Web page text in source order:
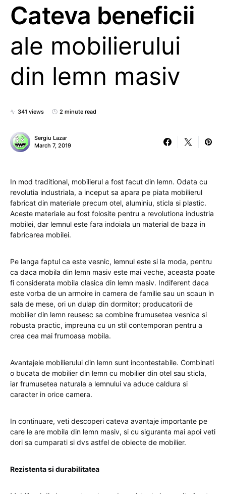
Cateva beneficii
ale mobilierului
din lemn masiv
341 views 2 minute read
Sergiu Lazar
March 7, 2019
In mod traditional, mobilierul a fost facut din lemn. Odata cu
revolutia industriala, a inceput sa apara pe piata mobilierul
fabricat din materiale precum otel, aluminiu, sticla si plastic.
Aceste materiale au fost folosite pentru a revolutiona industria
mobilei, dar lemnul este fara indoiala un material de baza in
fabricarea mobilei.
Pe langa faptul ca este vesnic, lemnul este si la moda, pentru
ca daca mobila din lemn masiv este mai veche, aceasta poate
fi considerata mobila clasica din lemn masiv. Indiferent daca
este vorba de un armoire in camera de familie sau un scaun in
sala de mese, ori un dulap din dormitor; producatorii de
mobilier din lemn reusesc sa combine frumusetea vesnica si
robusta practic, impreuna cu un stil contemporan pentru a
crea cea mai frumoasa mobila.
Avantajele mobilierului din lemn sunt incontestabile. Combinati
o bucata de mobilier din lemn cu mobilier din otel sau sticla,
iar frumusetea naturala a lemnului va aduce caldura si
caracter in orice camera.
In continuare, veti descoperi cateva avantaje importante pe
care le are mobila din lemn masiv, si cu siguranta mai apoi veti
dori sa cumparati si dvs astfel de obiecte de mobilier.
Rezistenta si durabilitatea